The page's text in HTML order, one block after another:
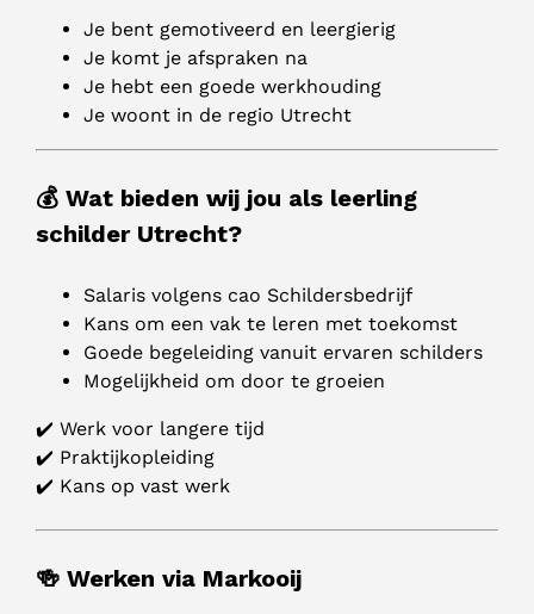
Je bent gemotiveerd en leergierig
Je komt je afspraken na
Je hebt een goede werkhouding
Je woont in de regio Utrecht
💰 Wat bieden wij jou als leerling
schilder Utrecht?
Salaris volgens cao Schildersbedrijf
Kans om een vak te leren met toekomst
Goede begeleiding vanuit ervaren schilders
Mogelijkheid om door te groeien
✔️ Werk voor langere tijd
✔️ Praktijkopleiding
✔️ Kans op vast werk
🍻 Werken via Markooij